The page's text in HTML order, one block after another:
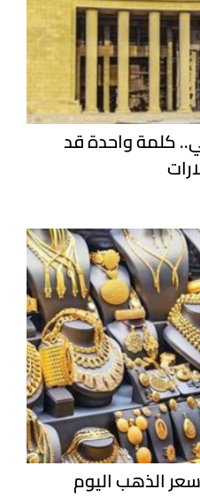
كلمة واحدة قد
سعر الذهب اليوم